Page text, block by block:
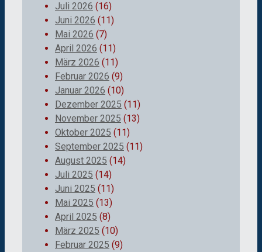
Juli 2026 (16)
Juni 2026 (11)
Mai 2026 (7)
April 2026 (11)
März 2026 (11)
Februar 2026 (9)
Januar 2026 (10)
Dezember 2025 (11)
November 2025 (13)
Oktober 2025 (11)
September 2025 (11)
August 2025 (14)
Juli 2025 (14)
Juni 2025 (11)
Mai 2025 (13)
April 2025 (8)
März 2025 (10)
Februar 2025 (9)